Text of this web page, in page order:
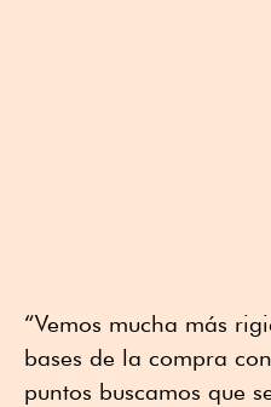
“Vemos mucha más
bases de la compra
puntos buscamos que